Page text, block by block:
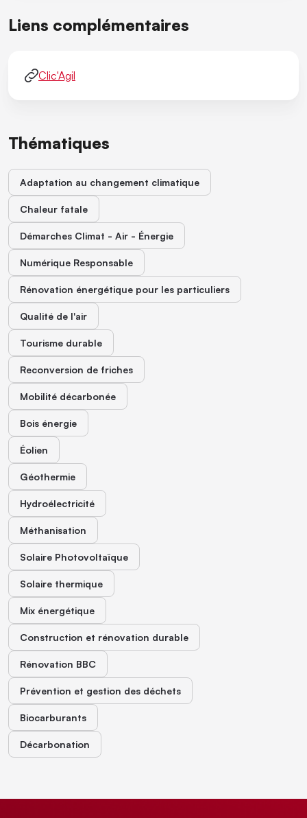
Liens complémentaires
Clic'Agil
Thématiques
Adaptation au changement climatique
Chaleur fatale
Démarches Climat - Air - Énergie
Numérique Responsable
Rénovation énergétique pour les particuliers
Qualité de l'air
Tourisme durable
Reconversion de friches
Mobilité décarbonée
Bois énergie
Éolien
Géothermie
Hydroélectricité
Méthanisation
Solaire Photovoltaïque
Solaire thermique
Mix énergétique
Construction et rénovation durable
Rénovation BBC
Prévention et gestion des déchets
Biocarburants
Décarbonation